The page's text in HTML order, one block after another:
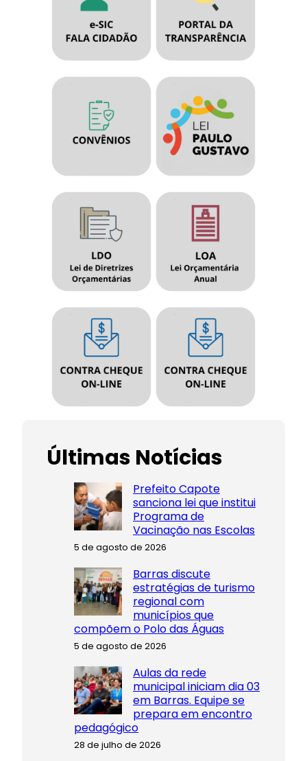
Últimas Notícias
Prefeito Capote
sanciona lei que institui
Programa de
Vacinação nas Escolas
5 de agosto de 2026
Barras discute
estratégias de turismo
regional com
municípios que
compõem o Polo das Águas
5 de agosto de 2026
Aulas da rede
municipal iniciam dia 03
em Barras. Equipe se
prepara em encontro
pedagógico
28 de julho de 2026